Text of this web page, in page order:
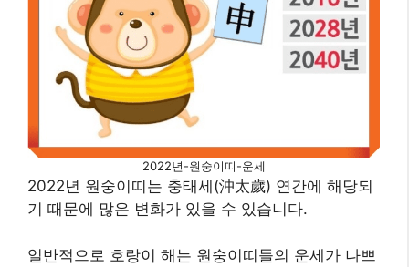
2022년-원숭이띠-운세
2022년 원숭이띠는 충태세(沖太歲) 연간에 해당되
기 때문에 많은 변화가 있을 수 있습니다.
일반적으로 호랑이 해는 원숭이띠들의 운세가 나쁘